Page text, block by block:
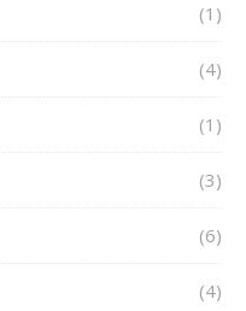
(1)
(4)
(1)
(3)
(6)
(4)